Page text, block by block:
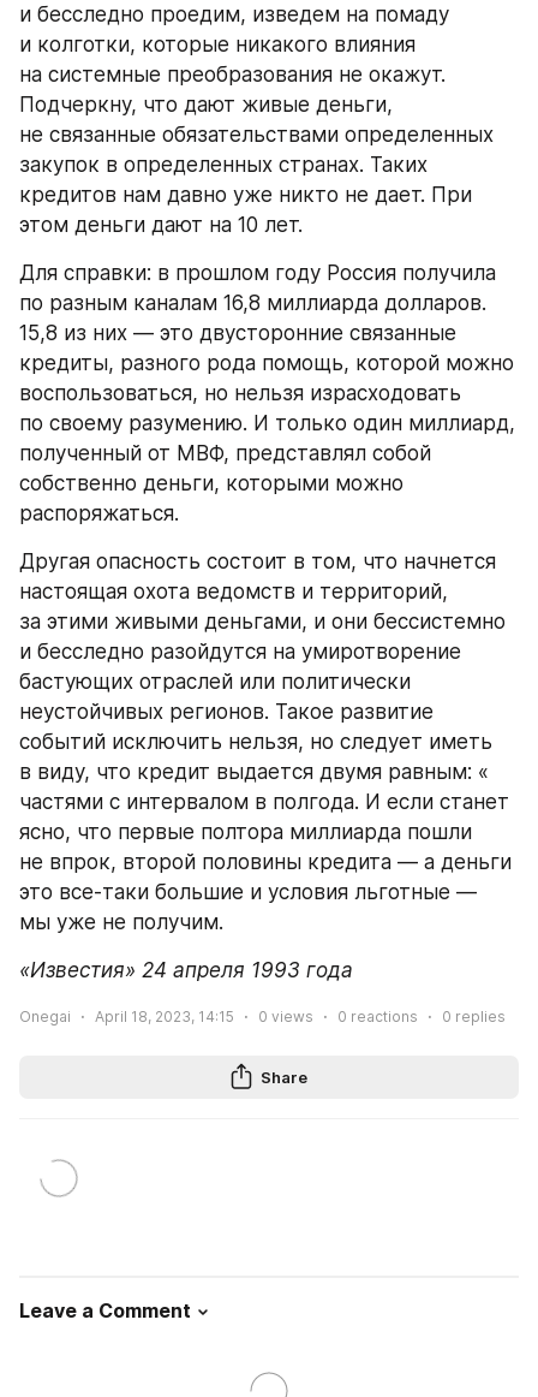
и бесследно проедим, изведем на помаду
и колготки, которые никакого влияния
на системные преобразования не окажут.
Подчеркну, что дают живые деньги,
не связанные обязательствами определенных
закупок в определенных странах. Таких
кредитов нам давно уже никто не дает. При
этом деньги дают на 10 лет.
Для справки: в прошлом году Россия получила
по разным каналам 16,8 миллиарда долларов.
15,8 из них — это двусторонние связанные
кредиты, разного рода помощь, которой можно
воспользоваться, но нельзя израсходовать
по своему разумению. И только один миллиард,
полученный от МВФ, представлял собой
собственно деньги, которыми можно
распоряжаться.
Другая опасность состоит в том, что начнется
настоящая охота ведомств и территорий,
за этими живыми деньгами, и они бессистемно
и бесследно разойдутся на умиротворение
бастующих отраслей или политически
неустойчивых регионов. Такое развитие
событий исключить нельзя, но следует иметь
в виду, что кредит выдается двумя равным: «
частями с интервалом в полгода. И если станет
ясно, что первые полтора миллиарда пошли
не впрок, второй половины кредита — а деньги
это все-таки большие и условия льготные —
мы уже не получим.
«Известия» 24 апреля 1993 года
Onegai April 18, 2023, 14:15 0 views 0 reactions 0 replies
Share
Leave a Comment